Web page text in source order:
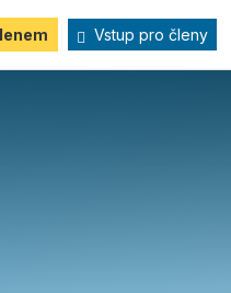
Vstup pro členy